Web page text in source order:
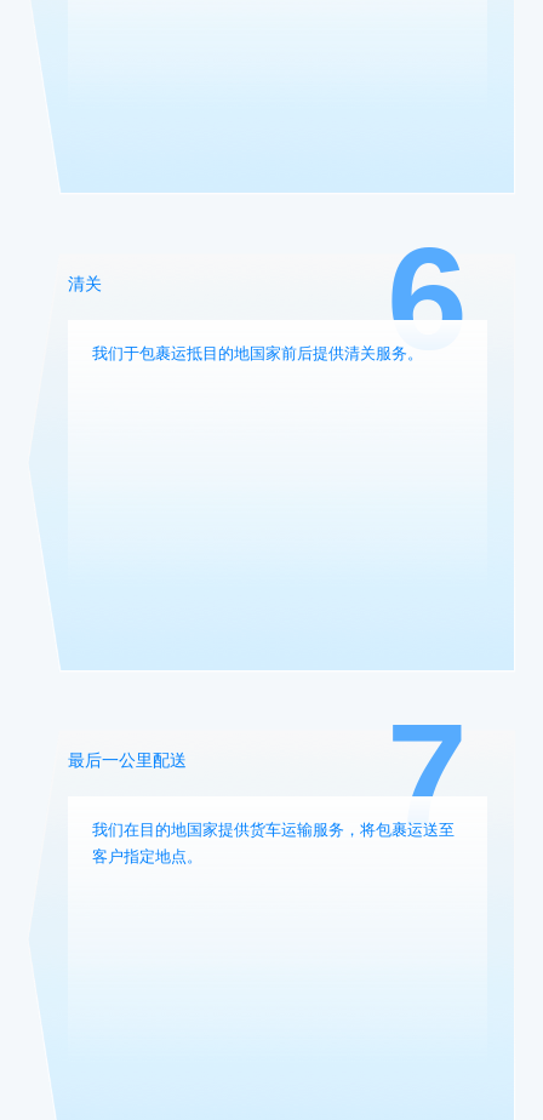
7
最后一公里配送
我们在目的地国家提供货车运输服务，将包裹运送至
客户指定地点。
6
清关
我们于包裹运抵目的地国家前后提供清关服务。